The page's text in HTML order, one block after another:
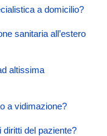
a domicilio?
sanitaria all’estero
altissima
a vidimazione?
del paziente?